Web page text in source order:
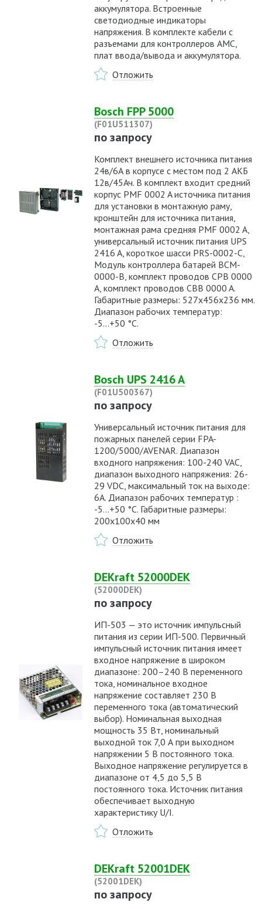
аккумулятора. Встроенные
светодиодные индикаторы
напряжения. В комплекте кабели с
разъемами для контроллеров AMC,
плат ввода/вывода и аккумулятора.
Отложить
Bosch FPP 5000
(F01U511307)
по запросу
Комплект внешнего источника питания
24в/6А в корпусе с местом под 2 АКБ
12в/45Ач. В комплект входит средний
корпус PMF 0002 A источника питания
для установки в монтажную раму,
кронштейн для источника питания,
монтажная рама средняя PMF 0002 A,
универсальный источник питания UPS
2416 A, короткое шасси PRS-0002-C,
Модуль контроллера батарей BCM-
0000-B, комплект проводов CPB 0000
A, комплект проводов CBB 0000 A.
Габаритные размеры: 527х456х236 мм.
Диапазон рабочих температур:
-5...+50 °С.
Отложить
Bosch UPS 2416 A
(F01U500367)
по запросу
Универсальный источник питания для
пожарных панелей серии FPA-
1200/5000/AVENAR. Диапазон
входного напряжения: 100-240 VAC,
диапазон выходного напряжения: 26-
29 VDC, максимальный ток на выходе:
6А. Диапазон рабочих температур :
-5...+50 °С. Габаритные размеры:
200x100x40 мм
Отложить
DEKraft 52000DEK
(52000DEK)
по запросу
ИП-503 — это источник импульсный
питания из серии ИП-500. Первичный
импульсный источник питания имеет
входное напряжение в широком
диапазоне: 200–240 В переменного
тока, номинальное входное
напряжение составляет 230 В
переменного тока (автоматический
выбор). Номинальная выходная
мощность 35 Вт, номинальный
выходной ток 7,0 А при выходном
напряжении 5 В постоянного тока.
Выходное напряжение регулируется в
диапазоне от 4,5 до 5,5 В
постоянного тока. Источник питания
обеспечивает выходную
характеристику U/I.
Отложить
DEKraft 52001DEK
(52001DEK)
по запросу